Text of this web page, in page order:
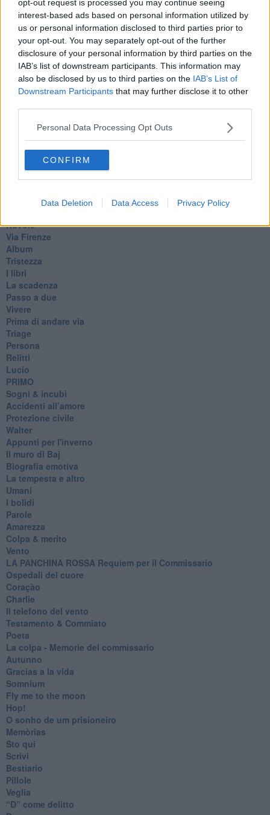
opt-out request is processed you may continue seeing
interest-based ads based on personal information utilized by
us or personal information disclosed to third parties prior to
your opt-out. You may separately opt-out of the further
disclosure of your personal information by third parties on the
IAB’s list of downstream participants. This information may
also be disclosed by us to third parties on the IAB’s List of
Downstream Participants that may further disclose it to other
Personal Data Processing Opt Outs
CONFIRM
Data Deletion Data Access Privacy Policy
Sono solo parole
Odi et amo
Pensieri in disordine sparso
Vitamina D
La strada
Caso & cambiamento
Com'esuli pensieri
La trappola di Tucidide, o della 3ª C
Storia di io - Quasi un compito in classe
Quasi una lezione
Spleen
Lettera a un amico
La calura
Nuvole
Via Firenze
Album
Tristezza
I libri
La scadenza
Passo a due
Vivere
Prima di andare via
Triage
Persona
Relitti
Lucio
PRIMO
Sogni & incubi
Accidenti all’amore
Protezione civile
Walter
Appunti per l'inverno
Il muro di Baj
Biografia emotiva
La tempesta e altro
Umani
I bolidi
Parole
Amarezza
Colpa & merito
Vento
​LA PANCHINA ROSSA Requiem per il Commissario
Ospedali del cuore
Coraçào
Charlie
Il telefono del vento
Testamento & Commiato
Poeta
​La colpa - Memorie del commissario
Autunno
Gracias a la vida
Somnium
Fly me to the moon
Hop!
O sonho de um prisioneiro
Memòrias
Sto qui
Scrivi
Bestiario
Pillole
Veglia
​“D” come delitto